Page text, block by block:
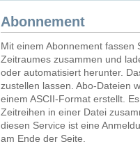
Abonnement
Mit einem Abonnement
Zeitraumes zusammen und
oder automatisiert herunter.
zustellen lassen. Abo-Dateien
einem ASCII-Format erstellt.
Zeitreihen in einer Datei
diesen Service ist eine
am Ende der Seite.